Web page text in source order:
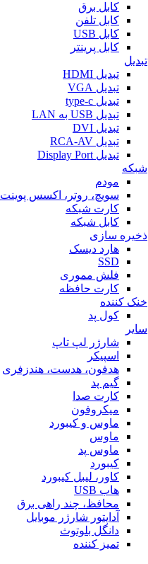
کابل برق
کابل تلفن
کابل USB
کابل پرینتر
تبدیل
تبدیل HDMI
تبدیل VGA
تبدیل type-c
تبدیل USB به LAN
تبدیل DVI
تبدیل RCA-AV
تبدیل Display Port
شبکه
مودم
سویچ، روتر، اکسس پوینت
کارت شبکه
کابل شبکه
ذخیره سازی
هارد دیسک
SSD
فلش مموری
کارت حافظه
خنک کننده
کول پد
سایر
شارژر لپ تاپ
اسپیکر
هدفون، هدست، هندزفری
گیم پد
کارت صدا
میکروفون
ماوس و کیبورد
ماوس
ماوس پد
کیبورد
کاور، لیبل کیبورد
هاب USB
محافظ، چند راهی برق
آداپتور شارژر موبایل
دانگل بلوتوث
تمیز کننده